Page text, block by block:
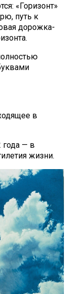
«Горизонт»
путь к
дорожка-
в
— в
жизни.